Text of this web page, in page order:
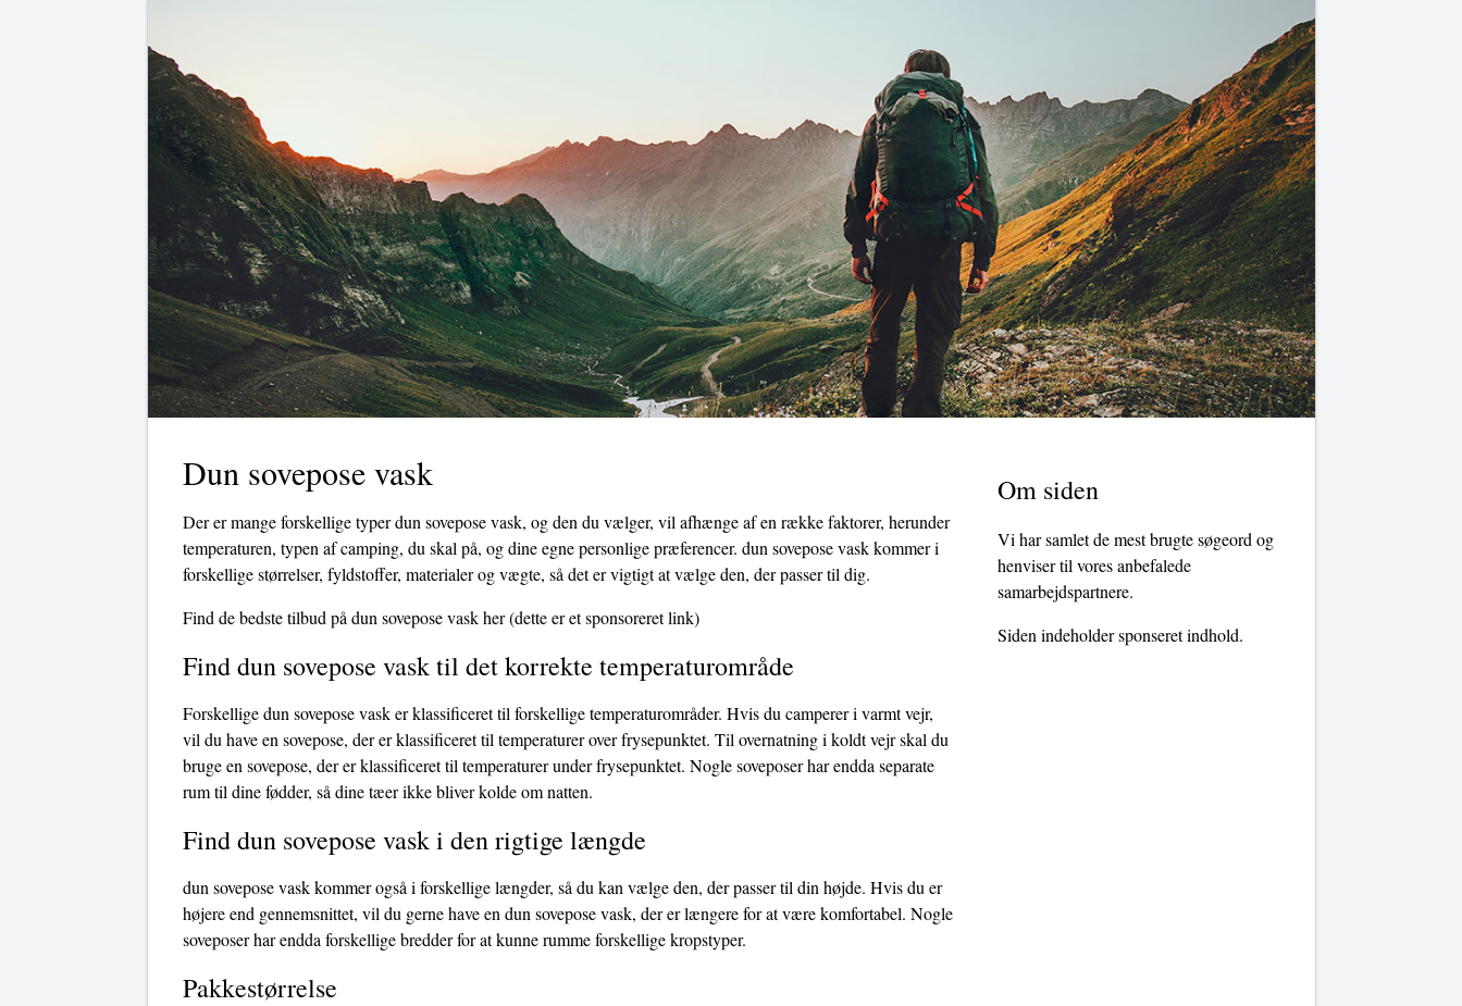
Dun sovepose vask
Der er mange forskellige typer dun sovepose vask, og den du vælger, vil afhænge af en række faktorer, herunder
temperaturen, typen af ​​camping, du skal på, og dine egne personlige præferencer. dun sovepose vask kommer i
forskellige størrelser, fyldstoffer, materialer og vægte, så det er vigtigt at vælge den, der passer til dig.
Find de bedste tilbud på dun sovepose vask her(dette er et sponsoreret link)
Find dun sovepose vask til det korrekte temperaturområde
Forskellige dun sovepose vask er klassificeret til forskellige temperaturområder. Hvis du camperer i varmt vejr,
vil du have en sovepose, der er klassificeret til temperaturer over frysepunktet. Til overnatning i koldt vejr skal du
bruge en sovepose, der er klassificeret til temperaturer under frysepunktet. Nogle soveposer har endda separate
rum til dine fødder, så dine tæer ikke bliver kolde om natten.
Find dun sovepose vask i den rigtige længde
dun sovepose vask kommer også i forskellige længder, så du kan vælge den, der passer til din højde. Hvis du er
højere end gennemsnittet, vil du gerne have en dun sovepose vask, der er længere for at være komfortabel. Nogle
soveposer har endda forskellige bredder for at kunne rumme forskellige kropstyper.
Pakkestørrelse
Om siden
Vi har samlet de mest brugte søgeord og
henviser til vores anbefalede
samarbejdspartnere.
Siden indeholder sponseret indhold.